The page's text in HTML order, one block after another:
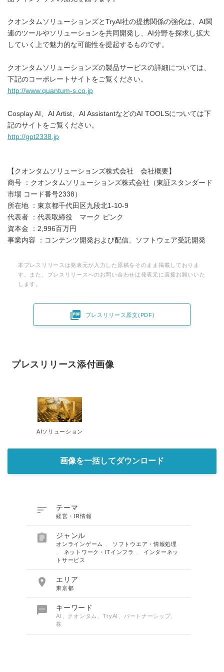
クオンタムソリューションズとTryAI社の提携関係の強化は、AI関
連のツールやソリューションを共同開発し、AI分野を探求し拡大
していく上で魅力的な可能性を提起するものです。
クオンタムソリューションズの製品サービスの詳細については、
下記のコーポレートサイトをご覧ください。
http://www.quantum-s.co.jp
Cosplay AI、AI Artist、AI AssistantなどのAI TOOLSについては下
記のサイトをご覧ください。
http://gpt2338.jp
【クオンタムソリューションズ株式会社 会社概要】
商号 ：クオンタムソリューションズ株式会社（東証スタンダード
市場 コード番号2338）
所在地 ：東京都千代田区九段北1-10-9
代表者 ：代表取締役 マーク ピンク
資本金 ：2,996百万円
事業内容 ：コンテンツ開発および配信、ソフトウェア受託開発
本プレスリリースは発表元が入力した原稿をそのまま掲載しておりま
す。また、プレスリリースへのお問い合わせは発表元に直接お願いいた
します。
 プレスリリース原文(PDF)
プレスリリース添付画像
AIソリューション
画像を一括してダウンロード
 テーマ
経営・IR情報
 ジャンル
オンラインゲーム
ソフトウエア・情報処理
ネットワーク・ITインフラ
インターネッ
トサービス
 エリア
東京都
 キーワード
AI、クオンタム、TryAI、パートナーシップ、
株